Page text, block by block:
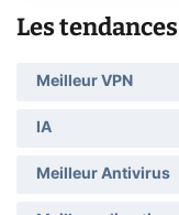
Les tendances
Meilleur VPN
IA
Meilleur Antivirus